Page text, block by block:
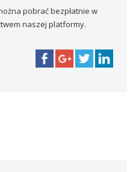
pobrać bezpłatnie w
naszej platformy.